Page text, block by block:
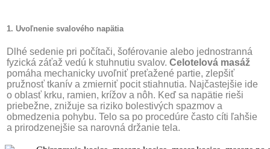
1. Uvoľnenie svalového napätia
Dlhé sedenie pri počítači, šoférovanie alebo jednostranná
fyzická záťaž vedú k stuhnutiu svalov. Celotelová masáž
pomáha mechanicky uvoľniť preťažené partie, zlepšiť
pružnosť tkanív a zmierniť pocit stiahnutia. Najčastejšie ide
o oblasť krku, ramien, krížov a nôh. Keď sa napätie rieši
priebežne, znižuje sa riziko bolestivých spazmov a
obmedzenia pohybu. Telo sa po procedúre často cíti ľahšie
a prirodzenejšie sa narovná držanie tela.